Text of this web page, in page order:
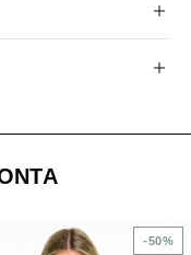
-50%